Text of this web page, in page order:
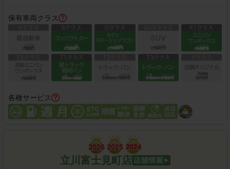
保有車両クラス
各種サービス
立川富士見町店